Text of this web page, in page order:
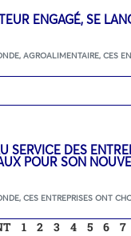
ENGAGÉ, SE
, AGROALIMENTAIRE, CES
SERVICE DES
POUR SON
, CES ENTREPRISES ONT
1 2 3 4 5 6 7